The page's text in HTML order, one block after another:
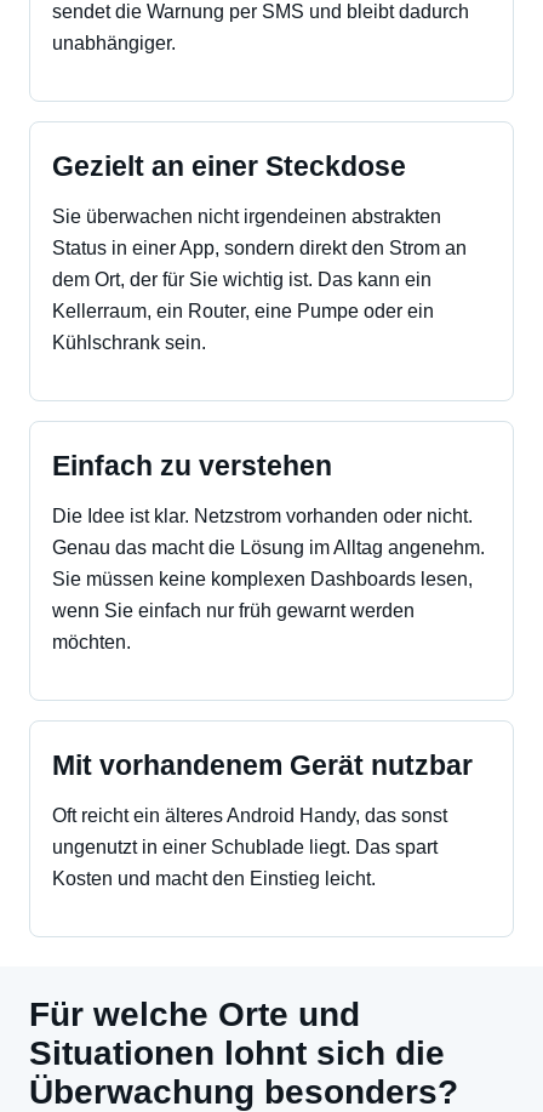
sendet die Warnung per SMS und bleibt dadurch
unabhängiger.
Gezielt an einer Steckdose
Sie überwachen nicht irgendeinen abstrakten
Status in einer App, sondern direkt den Strom an
dem Ort, der für Sie wichtig ist. Das kann ein
Kellerraum, ein Router, eine Pumpe oder ein
Kühlschrank sein.
Einfach zu verstehen
Die Idee ist klar. Netzstrom vorhanden oder nicht.
Genau das macht die Lösung im Alltag angenehm.
Sie müssen keine komplexen Dashboards lesen,
wenn Sie einfach nur früh gewarnt werden
möchten.
Mit vorhandenem Gerät nutzbar
Oft reicht ein älteres Android Handy, das sonst
ungenutzt in einer Schublade liegt. Das spart
Kosten und macht den Einstieg leicht.
Für welche Orte und
Situationen lohnt sich die
Überwachung besonders?